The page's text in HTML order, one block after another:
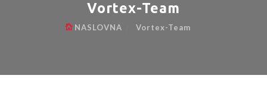
Vortex-Team
NASLOVNA Vortex-Team